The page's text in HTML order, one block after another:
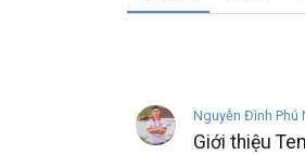
Nguyễn Đình Phú
Giới thiệu